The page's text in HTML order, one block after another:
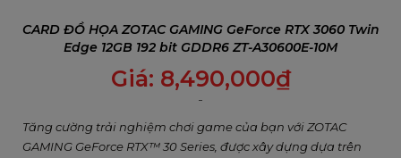
CARD ĐỒ HỌA ZOTAC GAMING GeForce RTX 3060 Twin
Edge 12GB 192 bit GDDR6 ZT-A30600E-10M
Giá: 8,490,000₫
Tăng cường trải nghiệm chơi game của bạn với ZOTAC
GAMING GeForce RTX™ 30 Series, được xây dựng dựa trên